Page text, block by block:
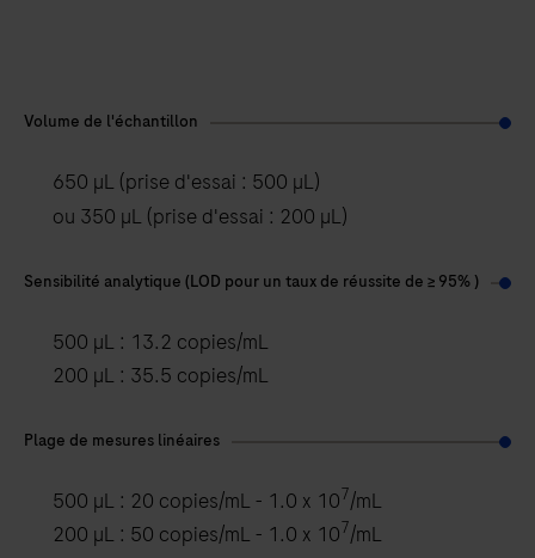
Volume de l'échantillon
650 µL (prise d'essai : 500 µL)
ou 350 µL (prise d'essai : 200 µL)
Sensibilité analytique (LOD pour un taux de réussite de ≥ 95% )
500 µL : 13.2 copies/mL
200 µL : 35.5 copies/mL
Plage de mesures linéaires
500 µL : 20 copies/mL - 1.0 x 107/mL
200 µL : 50 copies/mL - 1.0 x 107/mL